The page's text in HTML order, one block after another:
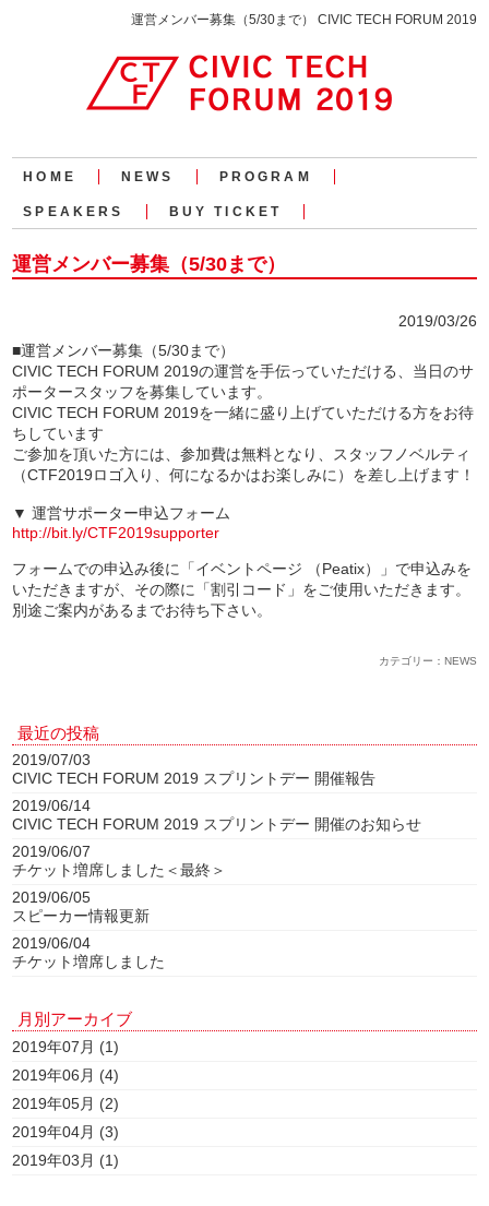
運営メンバー募集（5/30まで） CIVIC TECH FORUM 2019
HOME NEWS PROGRAM
SPEAKERS BUY TICKET
運営メンバー募集（5/30まで）
2019/03/26
■運営メンバー募集（5/30まで）
CIVIC TECH FORUM 2019の運営を手伝っていただける、当日のサ
ポータースタッフを募集しています。
CIVIC TECH FORUM 2019を一緒に盛り上げていただける方をお待
ちしています
ご参加を頂いた方には、参加費は無料となり、スタッフノベルティ
（CTF2019ロゴ入り、何になるかはお楽しみに）を差し上げます！
▼ 運営サポーター申込フォーム
http://bit.ly/CTF2019supporter
フォームでの申込み後に「イベントページ （Peatix）」で申込みを
いただきますが、その際に「割引コード」をご使用いただきます。
別途ご案内があるまでお待ち下さい。
カテゴリー：NEWS
最近の投稿
2019/07/03
CIVIC TECH FORUM 2019 スプリントデー 開催報告
2019/06/14
CIVIC TECH FORUM 2019 スプリントデー 開催のお知らせ
2019/06/07
チケット増席しました＜最終＞
2019/06/05
スピーカー情報更新
2019/06/04
チケット増席しました
月別アーカイブ
2019年07月 (1)
2019年06月 (4)
2019年05月 (2)
2019年04月 (3)
2019年03月 (1)